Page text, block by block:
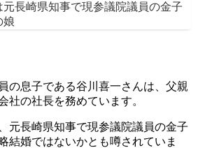
元長崎県知事で現参議院議員の金子
娘
の息子である谷川喜一さんは、父親
社の社長を務めています。
元長崎県知事で現参議院議員の金子
結婚ではないかとも噂されていま